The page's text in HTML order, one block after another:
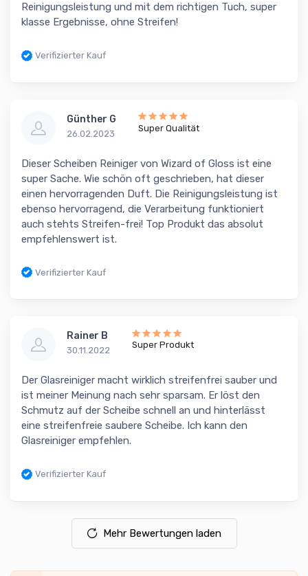
Reinigungsleistung und mit dem richtigen Tuch, super
klasse Ergebnisse, ohne Streifen!
Verifizierter Kauf
Günther G
26.02.2023
Super Qualität
Dieser Scheiben Reiniger von Wizard of Gloss ist eine
super Sache. Wie schön oft geschrieben, hat dieser
einen hervorragenden Duft. Die Reinigungsleistung ist
ebenso hervorragend, die Verarbeitung funktioniert
auch stehts Streifen-frei! Top Produkt das absolut
empfehlenswert ist.
Verifizierter Kauf
Rainer B
30.11.2022
Super Produkt
Der Glasreiniger macht wirklich streifenfrei sauber und
ist meiner Meinung nach sehr sparsam. Er löst den
Schmutz auf der Scheibe schnell an und hinterlässt
eine streifenfreie saubere Scheibe. Ich kann den
Glasreiniger empfehlen.
Verifizierter Kauf
Mehr Bewertungen laden